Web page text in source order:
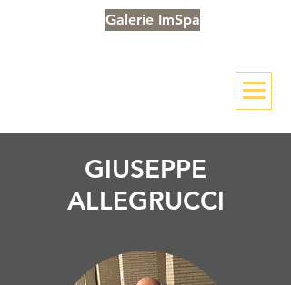
Galerie ImSpa
GIUSEPPE
ALLEGRUCCI